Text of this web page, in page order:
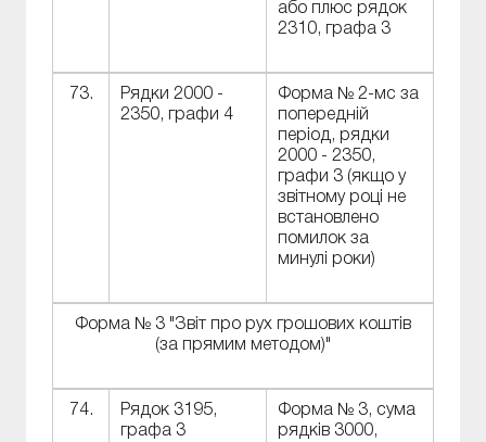
або плюс рядок
2310, графа 3
73.
Рядки 2000 -
2350, графи 4
Форма № 2-мс за
попередній
період, рядки
2000 - 2350,
графи 3 (якщо у
звітному році не
встановлено
помилок за
минулі роки)
Форма № 3 "Звіт про рух грошових коштів
(за прямим методом)"
74.
Рядок 3195,
графа 3
Форма № 3, сума
рядків 3000,